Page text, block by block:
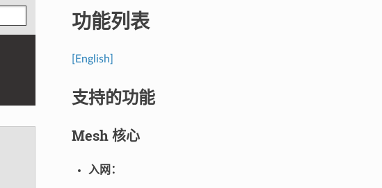
功能列表
[English]
支持的功能
Mesh 核心
入网：